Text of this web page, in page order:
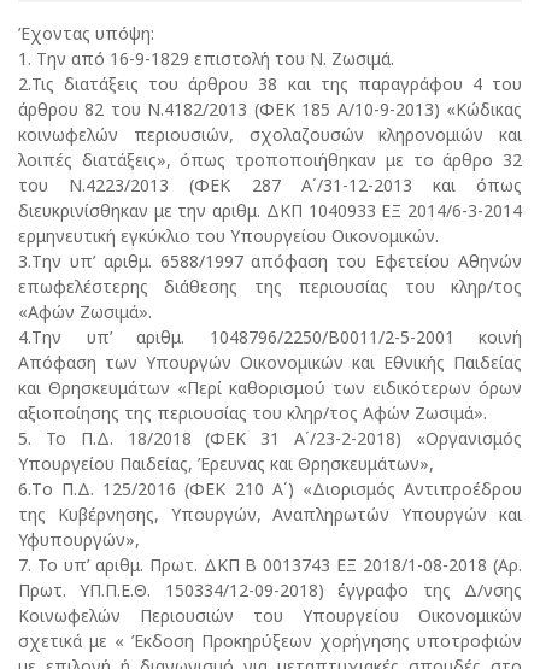
Έχοντας υπόψη:
1. Την από 16-9-1829 επιστολή του Ν. Ζωσιμά.
2.Τις διατάξεις του άρθρου 38 και της παραγράφου 4 του
άρθρου 82 του Ν.4182/2013 (ΦΕΚ 185 Α/10-9-2013) «Κώδικας
κοινωφελών περιουσιών, σχολαζουσών κληρονομιών και
λοιπές διατάξεις», όπως τροποποιήθηκαν με το άρθρο 32
του Ν.4223/2013 (ΦΕΚ 287 Α΄/31-12-2013 και όπως
διευκρινίσθηκαν με την αριθμ. ΔΚΠ 1040933 ΕΞ 2014/6-3-2014
ερμηνευτική εγκύκλιο του Υπουργείου Οικονομικών.
3.Την υπ’ αριθμ. 6588/1997 απόφαση του Εφετείου Αθηνών
επωφελέστερης διάθεσης της περιουσίας του κληρ/τος
«Αφών Ζωσιμά».
4.Την υπ’ αριθμ. 1048796/2250/Β0011/2-5-2001 κοινή
Απόφαση των Υπουργών Οικονομικών και Εθνικής Παιδείας
και Θρησκευμάτων «Περί καθορισμού των ειδικότερων όρων
αξιοποίησης της περιουσίας του κληρ/τος Αφών Ζωσιμά».
5. Το Π.Δ. 18/2018 (ΦΕΚ 31 Α΄/23-2-2018) «Οργανισμός
Υπουργείου Παιδείας, Έρευνας και Θρησκευμάτων»,
6.Tο Π.Δ. 125/2016 (ΦΕΚ 210 Α΄) «Διορισμός Αντιπροέδρου
της Κυβέρνησης, Υπουργών, Αναπληρωτών Υπουργών και
Υφυπουργών»,
7. Το υπ’ αριθμ. Πρωτ. ΔΚΠ Β 0013743 ΕΞ 2018/1-08-2018 (Αρ.
Πρωτ. ΥΠ.Π.Ε.Θ. 150334/12-09-2018) έγγραφο της Δ/νσης
Κοινωφελών Περιουσιών του Υπουργείου Οικονομικών
σχετικά με « Έκδοση Προκηρύξεων χορήγησης υποτροφιών